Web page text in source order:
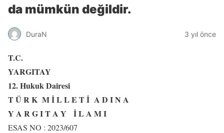
da mümkün değildir.
DuraN 3 yıl önce
T.C.
YARGITAY
12. Hukuk Dairesi
T Ü R K M İ L L E T İ A D I N A
Y A R G I T A Y İ L A M I
ESAS NO : 2023/607